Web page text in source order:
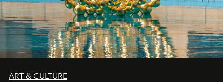
ART & CULTURE